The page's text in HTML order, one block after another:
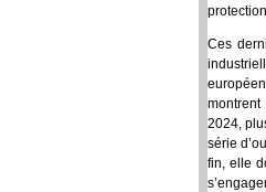
Ces
montrent
2024,
série
fin, elle